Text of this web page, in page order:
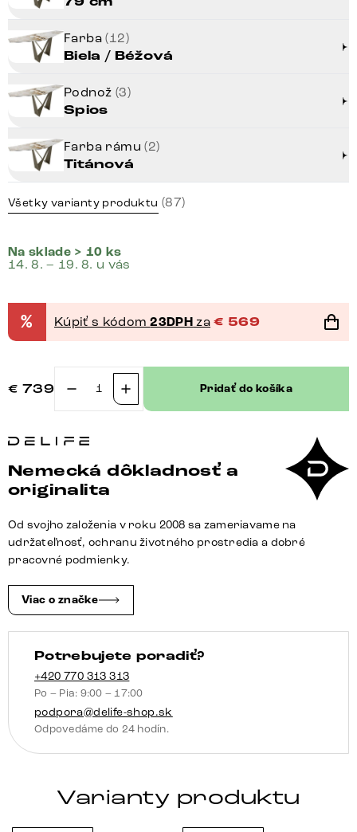
Farba(12)
Biela / Béžová
Podnož (3)
Spios
Farba rámu(2)
Titánová
Všetky varianty produktu (87)
Na sklade > 10 ks
14. 8. – 19. 8. u vás
% Kúpiť s kódom23DPH za € 569
€ 739
množstvo
stolík
polygonálny
180×50
keramika
Minas
bielo-
béžová
Spios
kov
titánová
farba
Pridať do košíka
Nemecká dôkladnosť a
originalita
Od svojho založenia v roku 2008 sa zameriavame na
udržateľnosť, ochranu životného prostredia a dobré
pracovné podmienky.
Viac o značke
Potrebujete poradiť?
+420 770 313 313
Po – Pia: 9:00 – 17:00
podpora@delife-shop.sk
Odpovedáme do 24 hodín.
Varianty produktu